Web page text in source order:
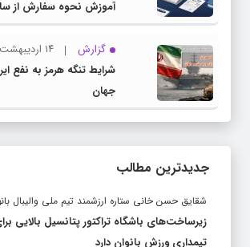
آموزش نحوه سفارش از
دات کام
گزارش
۱۴ اردیبهشت ۱۴۰۵
شرایط تنگه هرمز به نفع
جهان
جدیدترین مطالب
شقایق حسن خانی ستاره ارزشمند تیم ملی والیبال
زیرساخت‌های باشگاه تراکتور پتانسیل بالایی
تیمداری ورزش بانوان دارد